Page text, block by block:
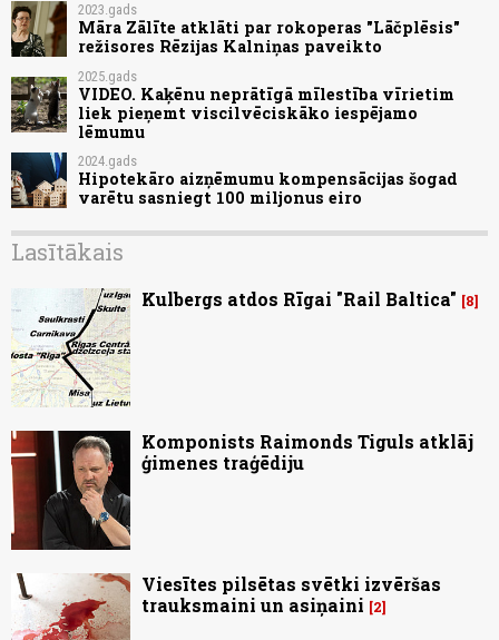
2023.gads
Māra Zālīte atklāti par rokoperas "Lāčplēsis"
režisores Rēzijas Kalniņas paveikto
2025.gads
VIDEO. Kaķēnu neprātīgā mīlestība vīrietim
liek pieņemt viscilvēciskāko iespējamo
lēmumu
2024.gads
Hipotekāro aizņēmumu kompensācijas šogad
varētu sasniegt 100 miljonus eiro
Lasītākais
Kulbergs atdos Rīgai "Rail Baltica" 8
Komponists Raimonds Tiguls atklāj
ģimenes traģēdiju
Viesītes pilsētas svētki izvēršas
trauksmaini un asiņaini
2